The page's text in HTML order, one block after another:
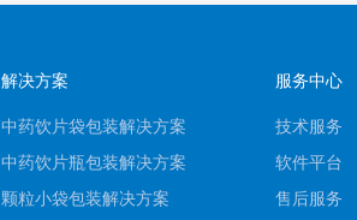
解决方案
中药饮片袋包装解决方案
中药饮片瓶包装解决方案
颗粒小袋包装解决方案
服务中心
技术服务
软件平台
售后服务